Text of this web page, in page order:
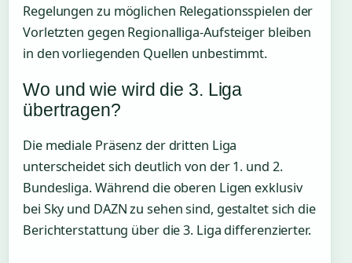
Regelungen zu möglichen Relegationsspielen der
Vorletzten gegen Regionalliga-Aufsteiger bleiben
in den vorliegenden Quellen unbestimmt.
Wo und wie wird die 3. Liga
übertragen?
Die mediale Präsenz der dritten Liga
unterscheidet sich deutlich von der 1. und 2.
Bundesliga. Während die oberen Ligen exklusiv
bei Sky und DAZN zu sehen sind, gestaltet sich die
Berichterstattung über die 3. Liga differenzierter.